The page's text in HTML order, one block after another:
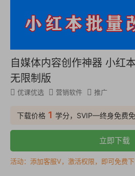
自媒体内容创作神器 小红
无限制版
优课优选 营销软件 推广
下载价格 1 学分，SVIP—终身免费
立即下载
活动：添加客服V，激活权限，即可免费